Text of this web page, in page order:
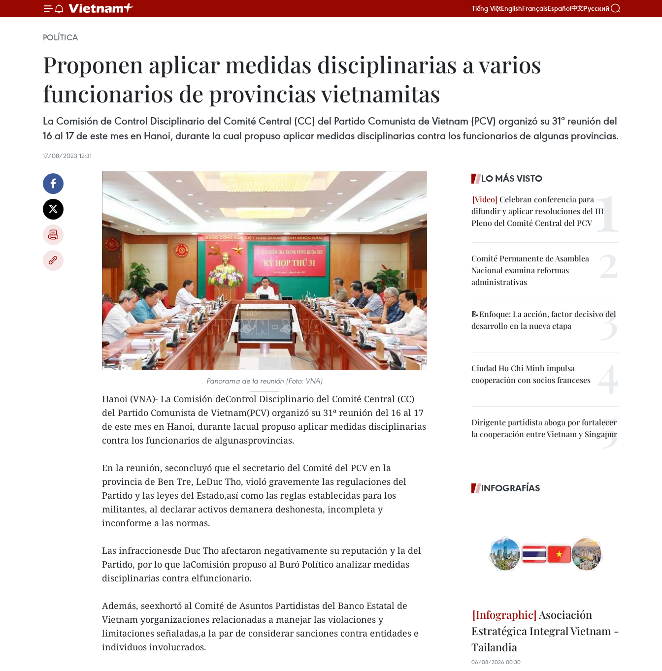
Tiếng ViệtEnglishFrançaisEspañol中文Русский
POLÍTICA
Proponen aplicar medidas disciplinarias a varios
funcionarios de provincias vietnamitas
La Comisión de Control Disciplinario del Comité Central (CC) del Partido Comunista de Vietnam (PCV) organizó su 31ª reunión del
16 al 17 de este mes en Hanoi, durante la cual propuso aplicar medidas disciplinarias contra los funcionarios de algunas provincias.
17/08/2023 12:31
Panorama de la reunión (Foto: VNA)
Hanoi (VNA)- La Comisión deControl Disciplinario del Comité Central (CC)
del Partido Comunista de Vietnam(PCV) organizó su 31ª reunión del 16 al 17
de este mes en Hanoi, durante lacual propuso aplicar medidas disciplinarias
contra los funcionarios de algunasprovincias.
En la reunión, seconcluyó que el secretario del Comité del PCV en la
provincia de Ben Tre, LeDuc Tho, violó gravemente las regulaciones del
Partido y las leyes del Estado,así como las reglas establecidas para los
militantes, al declarar activos demanera deshonesta, incompleta y
inconforme a las normas.
Las infraccionesde Duc Tho afectaron negativamente su reputación y la del
Partido, por lo que laComisión propuso al Buró Político analizar medidas
disciplinarias contra elfuncionario.
Además, seexhortó al Comité de Asuntos Partidistas del Banco Estatal de
Vietnam yorganizaciones relacionadas a manejar las violaciones y
limitaciones señaladas,a la par de considerar sanciones contra entidades e
individuos involucrados.
LO MÁS VISTO
Celebran conferencia para
difundir y aplicar resoluciones del III
Pleno del Comité Central del PCV
Comité Permanente de Asamblea
Nacional examina reformas
administrativas
📝Enfoque: La acción, factor decisivo del
desarrollo en la nueva etapa
Ciudad Ho Chi Minh impulsa
cooperación con socios franceses
Dirigente partidista aboga por fortalecer
la cooperación entre Vietnam y Singapur
INFOGRAFÍAS
Asociación
Estratégica Integral Vietnam -
Tailandia
06/08/2026 00:30